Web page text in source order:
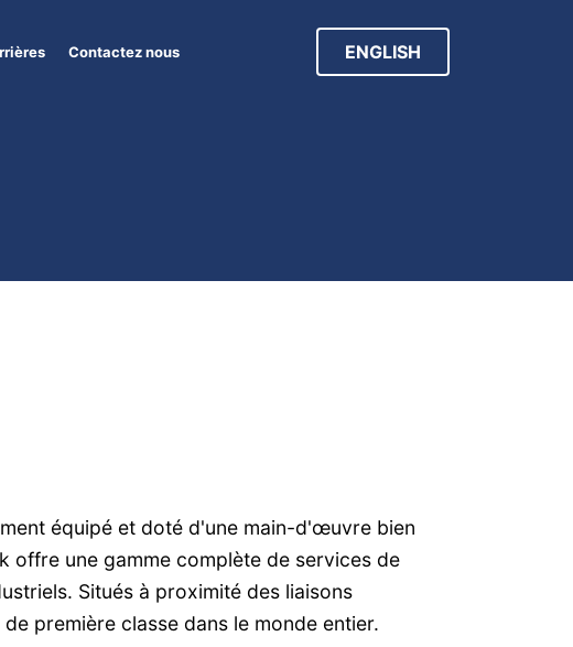
Contactez nous ENGLISH
équipé et doté d'une main-d'œuvre bien
offre une gamme complète de services de
Situés à proximité des liaisons
première classe dans le monde entier.